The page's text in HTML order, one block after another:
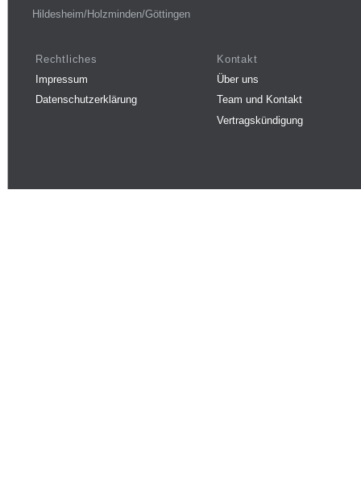
Hildesheim/Holzminden/Göttingen
Rechtliches
Impressum
Datenschutzerklärung
Kontakt
Über uns
Team und Kontakt
Vertragskündigung